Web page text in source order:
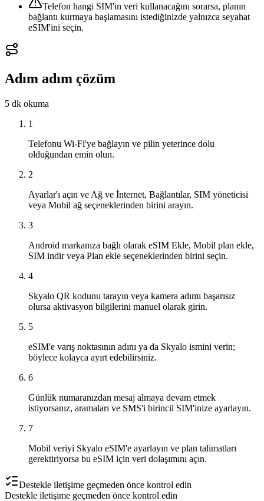
Telefon hangi SIM'in veri kullanacağını sorarsa, planın
bağlantı kurmaya başlamasını istediğinizde yalnızca seyahat
eSIM'ini seçin.
Adım adım çözüm
5 dk okuma
1
Telefonu Wi-Fi'ye bağlayın ve pilin yeterince dolu
olduğundan emin olun.
2
Ayarlar'ı açın ve Ağ ve İnternet, Bağlantılar, SIM yöneticisi
veya Mobil ağ seçeneklerinden birini arayın.
3
Android markanıza bağlı olarak eSIM Ekle, Mobil plan ekle,
SIM indir veya Plan ekle seçeneklerinden birini seçin.
4
Skyalo QR kodunu tarayın veya kamera adımı başarısız
olursa aktivasyon bilgilerini manuel olarak girin.
5
eSIM'e varış noktasının adını ya da Skyalo ismini verin;
böylece kolayca ayırt edebilirsiniz.
6
Günlük numaranızdan mesaj almaya devam etmek
istiyorsanız, aramaları ve SMS'i birincil SIM'inize ayarlayın.
7
Mobil veriyi Skyalo eSIM'e ayarlayın ve plan talimatları
gerektiriyorsa bu eSIM için veri dolaşımını açın.
Destekle iletişime geçmeden önce kontrol edin
Destekle iletişime geçmeden önce kontrol edin